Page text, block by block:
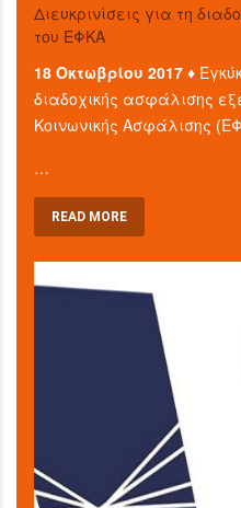
Διευκρινίσεις για τη
του ΕΦΚΑ
18 Οκτωβρίου 2017 ♦
διαδοχικής ασφάλισης
Κοινωνικής Ασφάλισης
…
READ MORE